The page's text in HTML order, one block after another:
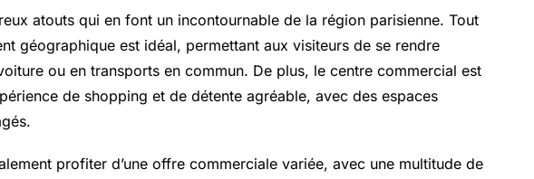
atouts qui en font un incontournable de la région parisienne. Tout
géographique est idéal, permettant aux visiteurs de se rendre
ou en transports en commun. De plus, le centre commercial est
de shopping et de détente agréable, avec des espaces
profiter d’une offre commerciale variée, avec une multitude de